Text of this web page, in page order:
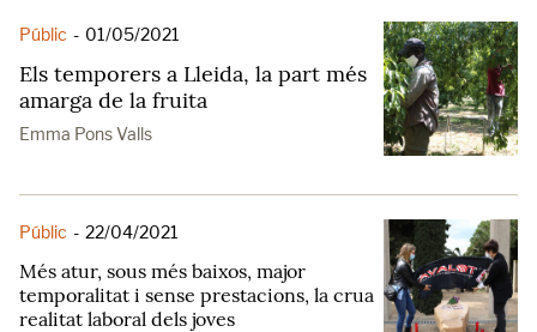
Públic - 01/05/2021
Els temporers a Lleida, la part més
amarga de la fruita
Emma Pons Valls
Públic - 22/04/2021
Més atur, sous més baixos, major
temporalitat i sense prestacions, la crua
realitat laboral dels joves